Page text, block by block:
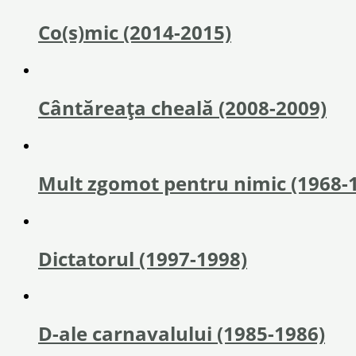
Co(s)mic (2014-2015)
Cântăreața cheală (2008-2009)
Mult zgomot pentru nimic (1968-
Dictatorul (1997-1998)
D-ale carnavalului (1985-1986)